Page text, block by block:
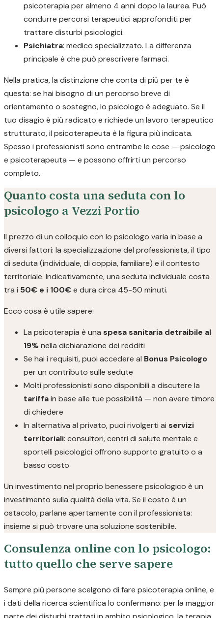
psicoterapia per almeno 4 anni dopo la laurea. Può
condurre percorsi terapeutici approfonditi per
trattare disturbi psicologici.
Psichiatra: medico specializzato. La differenza
principale è che può prescrivere farmaci.
Nella pratica, la distinzione che conta di più per te è
questa: se hai bisogno di un percorso breve di
orientamento o sostegno, lo psicologo è adeguato. Se il
tuo disagio è più radicato e richiede un lavoro terapeutico
strutturato, il psicoterapeuta è la figura più indicata.
Spesso i professionisti sono entrambe le cose — psicologo
e psicoterapeuta — e possono offrirti un percorso
completo.
Quanto costa una seduta con lo
psicologo a Vezzi Portio
Il prezzo di un colloquio con lo psicologo varia in base a
diversi fattori: la specializzazione del professionista, il tipo
di seduta (individuale, di coppia, familiare) e il contesto
territoriale. Indicativamente, una seduta individuale costa
tra i 50€ e i 100€ e dura circa 45-50 minuti.
Ecco cosa è utile sapere:
La psicoterapia è una spesa sanitaria detraibile al
19%nella dichiarazione dei redditi
Se hai i requisiti, puoi accedere al Bonus Psicologo
per un contributo sulle sedute
Molti professionisti sono disponibili a discutere la
tariffain base alle tue possibilità — non avere timore
di chiedere
In alternativa al privato, puoi rivolgerti ai servizi
territoriali: consultori, centri di salute mentale e
sportelli psicologici offrono supporto gratuito o a
basso costo
Un investimento nel proprio benessere psicologico è un
investimento sulla qualità della vita. Se il costo è un
ostacolo, parlane apertamente con il professionista:
insieme si può trovare una soluzione sostenibile.
Consulenza online con lo psicologo:
tutto quello che serve sapere
Sempre più persone scelgono di fare psicoterapia online, e
i dati della ricerca scientifica lo confermano: per la maggior